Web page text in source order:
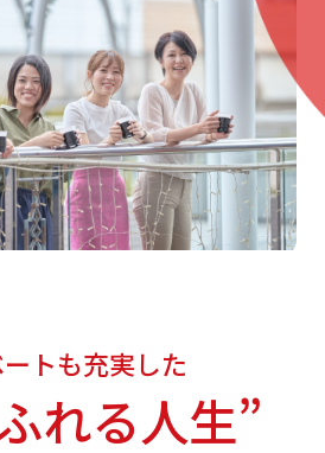
トも充実した
れる人生”